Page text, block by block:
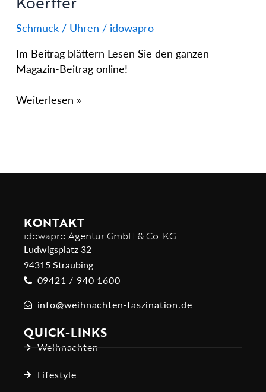
Schmuck / Uhren / idowapro
Im Beitrag blättern Lesen Sie den ganzen
Magazin-Beitrag online!
Weiterlesen »
KONTAKT
idowapro Agentur GmbH & Co. KG
Ludwigsplatz 32
94315 Straubing
09421 / 940 1600
info@weihnachten-faszination.de
QUICK-LINKS
Weihnachten
Lifestyle